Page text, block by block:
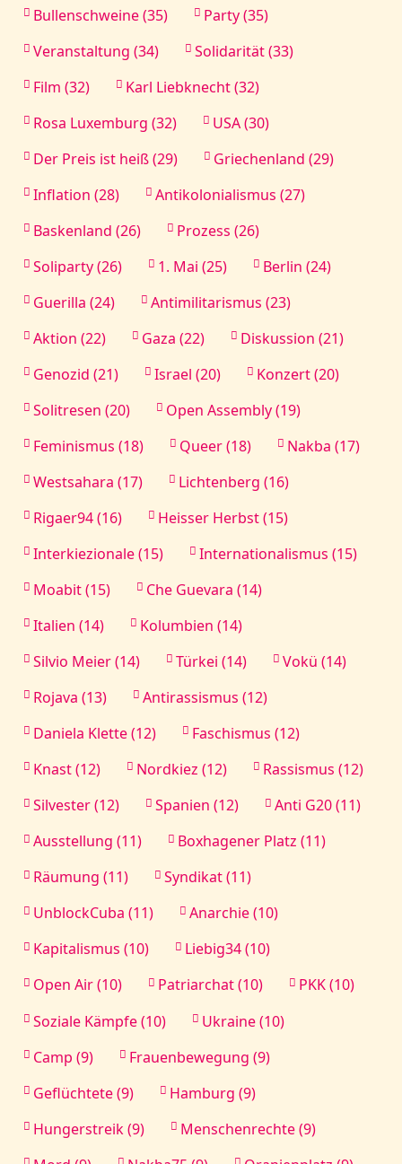
Bullenschweine (35)
Party (35)
Veranstaltung (34)
Solidarität (33)
Film (32)
Karl Liebknecht (32)
Rosa Luxemburg (32)
USA (30)
Der Preis ist heiß (29)
Griechenland (29)
Inflation (28)
Antikolonialismus (27)
Baskenland (26)
Prozess (26)
Soliparty (26)
1. Mai (25)
Berlin (24)
Guerilla (24)
Antimilitarismus (23)
Aktion (22)
Gaza (22)
Diskussion (21)
Genozid (21)
Israel (20)
Konzert (20)
Solitresen (20)
Open Assembly (19)
Feminismus (18)
Queer (18)
Nakba (17)
Westsahara (17)
Lichtenberg (16)
Rigaer94 (16)
Heisser Herbst (15)
Interkiezionale (15)
Internationalismus (15)
Moabit (15)
Che Guevara (14)
Italien (14)
Kolumbien (14)
Silvio Meier (14)
Türkei (14)
Vokü (14)
Rojava (13)
Antirassismus (12)
Daniela Klette (12)
Faschismus (12)
Knast (12)
Nordkiez (12)
Rassismus (12)
Silvester (12)
Spanien (12)
Anti G20 (11)
Ausstellung (11)
Boxhagener Platz (11)
Räumung (11)
Syndikat (11)
UnblockCuba (11)
Anarchie (10)
Kapitalismus (10)
Liebig34 (10)
Open Air (10)
Patriarchat (10)
PKK (10)
Soziale Kämpfe (10)
Ukraine (10)
Camp (9)
Frauenbewegung (9)
Geflüchtete (9)
Hamburg (9)
Hungerstreik (9)
Menschenrechte (9)